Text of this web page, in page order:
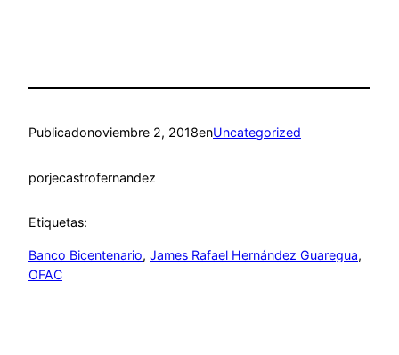
Publicadonoviembre 2, 2018enUncategorized
porjecastrofernandez
Etiquetas:
Banco Bicentenario, James Rafael Hernández Guaregua
OFAC